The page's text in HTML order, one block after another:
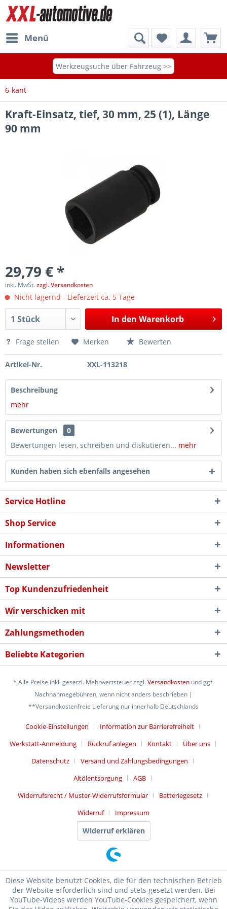
Menü
Werkzeugsuche über Fahrzeug >>
6-kant
Kraft-Einsatz, tief, 30 mm, 25 (1), Länge
90 mm
29,79 € *
inkl. MwSt.zzgl. Versandkosten
Nicht lagernd - Lieferzeit ca. 5 Tage
In den Warenkorb
Frage stellen Merken Bewerten
Artikel-Nr. XXL-113218
Beschreibung
mehr
Bewertungen
0
Bewertungen lesen, schreiben und diskutieren... mehr
Kunden haben sich ebenfalls angesehen
Service Hotline
Shop Service
Informationen
Newsletter
Top Kundenzufriedenheit
Wir verschicken mit
Zahlungsmethoden
Beliebte Kategorien
* Alle Preise inkl. gesetzl. Mehrwertsteuer zzgl.Versandkosten und ggf.
Nachnahmegebühren, wenn nicht anders beschrieben |
**Versandkostenfreie Lieferung nur innerhalb Deutschlands
Cookie-Einstellungen
Information zur Barrierefreiheit
Werkstatt-Anmeldung
Rückruf anlegen Kontakt
Über uns
Datenschutz
Versand und Zahlungsbedingungen
Altölentsorgung
AGB
Widerrufsrecht / Muster-Widerrufsformular
Batteriegesetz
Widerruf
Impressum
Widerruf erklären
Diese Website benutzt Cookies, die für den technischen Betrieb
der Website erforderlich sind und stets gesetzt werden. Bei
YouTube-Videos werden YouTube-Cookies gespeichert, wenn